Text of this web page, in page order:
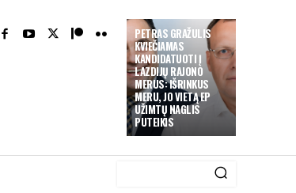
PETRAS GRAŽULIS
KVIEČIAMAS
KANDIDATUOTI Į
LAZDIJŲ RAJONO
MERUS: IŠRINKUS
MERU, JO VIETĄ EP
UŽIMTŲ NAGLIS
PUTEIKIS